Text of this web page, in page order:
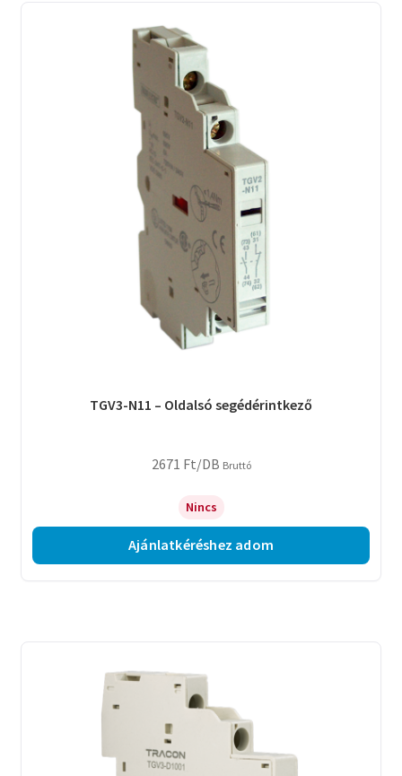
TGV3-N11 – Oldalsó segédérintkező
2671 Ft/DB Bruttó
Nincs
Ajánlatkéréshez adom